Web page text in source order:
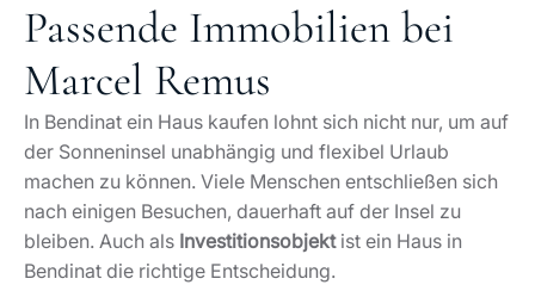
Passende Immobilien bei
Marcel Remus
In Bendinat ein Haus kaufen lohnt sich nicht nur, um auf
der Sonneninsel unabhängig und flexibel Urlaub
machen zu können. Viele Menschen entschließen sich
nach einigen Besuchen, dauerhaft auf der Insel zu
bleiben. Auch als Investitionsobjektist ein Haus in
Bendinat die richtige Entscheidung.